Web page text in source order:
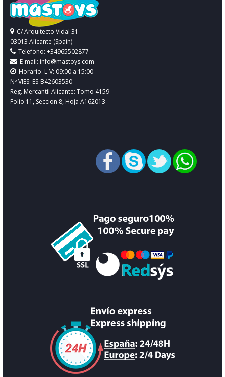
C/ Arquitecto Vidal 31
03013 Alicante (Spain)
Telefono: +34965502877
E-mail: info@mastoys.com
Horario: L-V: 09:00 a 15:00
Nº VIES: ES-B42603530
Reg. Mercantil Alicante: Tomo 4159
Folio 11, Seccion 8, Hoja A162013